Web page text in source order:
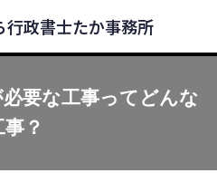
政書士たか事務所
要な工事ってどんな
事？